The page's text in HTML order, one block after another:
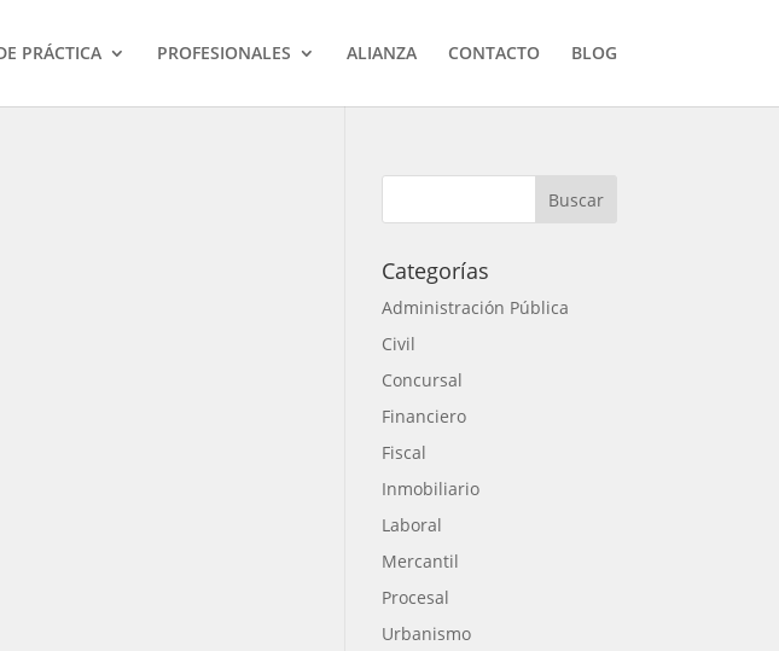
PRÁCTICA PROFESIONALES ALIANZA CONTACTO BLOG
Categorías
Administración Pública
Civil
Concursal
Financiero
Fiscal
Inmobiliario
Laboral
Mercantil
Procesal
Urbanismo